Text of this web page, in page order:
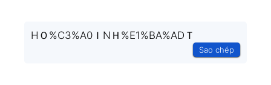
HＯ%C3%A0ＩNＨ%E1%BA%ADＴ
Sao chép